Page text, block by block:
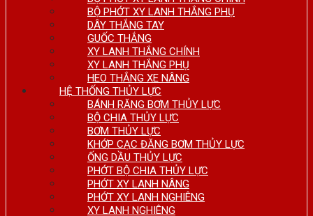
BỘ PHỚT XY LANH THẮNG PHỤ
DÂY THẮNG TAY
GUỐC THẮNG
XY LANH THẮNG CHÍNH
XY LANH THẮNG PHỤ
HEO THẮNG XE NÂNG
HỆ THỐNG THỦY LỰC
BÁNH RĂNG BƠM THỦY LỰC
BỘ CHIA THỦY LỰC
BƠM THỦY LỰC
KHỚP CẠC ĐĂNG BƠM THỦY LỰC
ỐNG DẦU THỦY LỰC
PHỚT BỘ CHIA THỦY LỰC
PHỚT XY LANH NÂNG
PHỚT XY LANH NGHIÊNG
XY LANH NGHIÊNG